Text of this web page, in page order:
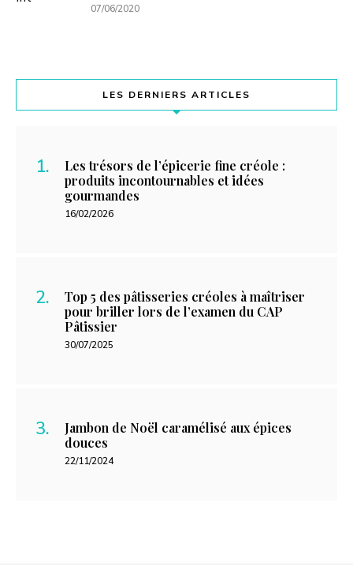
07/06/2020
LES DERNIERS ARTICLES
Les trésors de l’épicerie fine créole :
produits incontournables et idées
gourmandes
16/02/2026
Top 5 des pâtisseries créoles à maîtriser
pour briller lors de l’examen du CAP
Pâtissier
30/07/2025
Jambon de Noël caramélisé aux épices
douces
22/11/2024